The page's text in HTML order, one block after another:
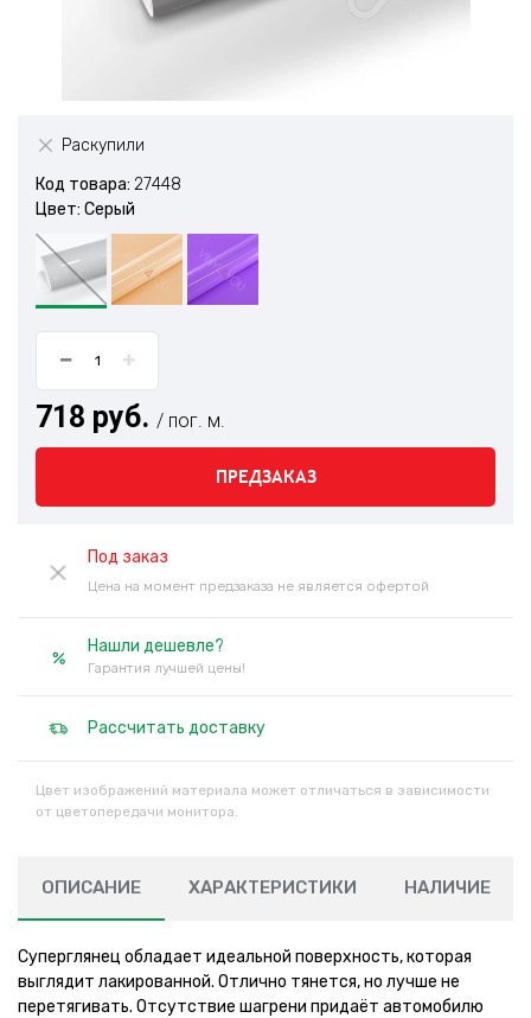
Раскупили
Код товара: 27448
Цвет: Серый
718 руб. / пог. м.
ПРЕДЗАКАЗ
Под заказ
Цена на момент предзаказа не является офертой
Нашли дешевле?
Гарантия лучшей цены!
Рассчитать доставку
Цвет изображений материала может отличаться в зависимости
от цветопередачи монитора.
ОПИСАНИЕ ХАРАКТЕРИСТИКИ НАЛИЧИЕ
Суперглянец обладает идеальной поверхность, которая
выглядит лакированной. Отлично тянется, но лучше не
перетягивать. Отсутствие шагрени придаёт автомобилю